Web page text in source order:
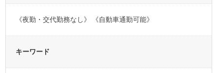
《夜勤・交代勤務なし》 《自動車通勤可能》
キーワード